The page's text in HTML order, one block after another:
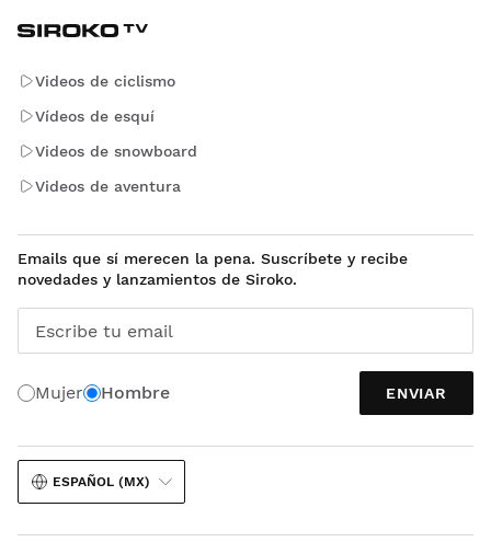
Videos de ciclismo
Vídeos de esquí
Videos de snowboard
Videos de aventura
Emails que sí merecen la pena. Suscríbete y recibe
novedades y lanzamientos de Siroko.
Escribe tu email
Mujer Hombre ENVIAR
ESPAÑOL (MX)